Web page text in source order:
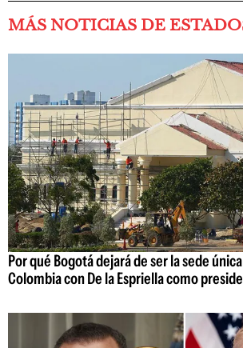
MÁS NOTICIAS DE
Por qué Bogotá dejará de ser la sede
Colombia con De la Espriella como